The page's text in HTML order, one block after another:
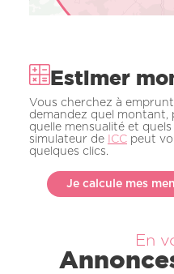
Estimer
Vous cherchez à
demandez quel montant,
quelle mensualité et
simulateur de
ICC peut
quelques clics.
Je calcule mes
En